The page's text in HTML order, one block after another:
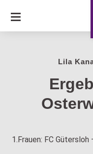
SKIP
TO
Lila
1.Frauen: FC